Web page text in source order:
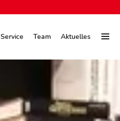
Service Team Aktuelles